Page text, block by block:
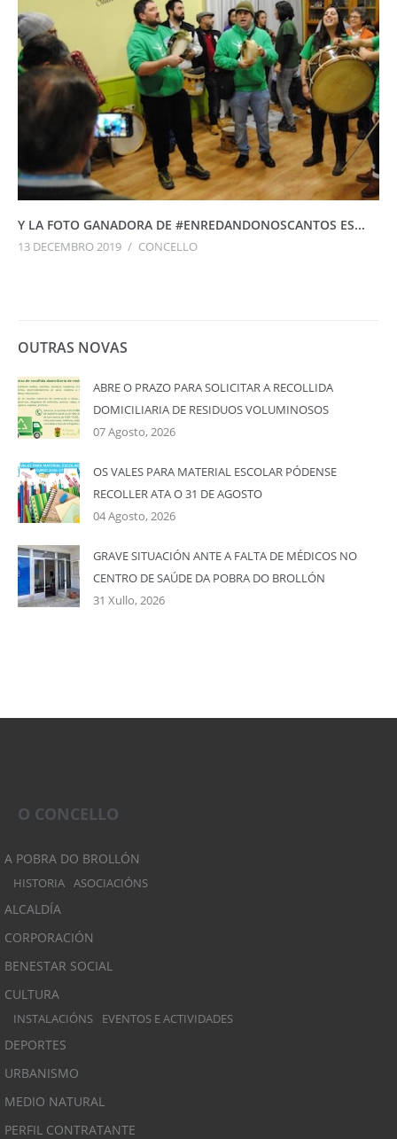
Y LA FOTO GANADORA DE #ENREDANDONOSCANTOS ES...
13 DECEMBRO 2019 / CONCELLO
OUTRAS NOVAS
ABRE O PRAZO PARA SOLICITAR A RECOLLIDA
DOMICILIARIA DE RESIDUOS VOLUMINOSOS
07 Agosto, 2026
OS VALES PARA MATERIAL ESCOLAR PÓDENSE
RECOLLER ATA O 31 DE AGOSTO
04 Agosto, 2026
GRAVE SITUACIÓN ANTE A FALTA DE MÉDICOS NO
CENTRO DE SAÚDE DA POBRA DO BROLLÓN
31 Xullo, 2026
O CONCELLO
A POBRA DO BROLLÓN
HISTORIA ASOCIACIÓNS
ALCALDÍA
CORPORACIÓN
BENESTAR SOCIAL
CULTURA
INSTALACIÓNS EVENTOS E ACTIVIDADES
DEPORTES
URBANISMO
MEDIO NATURAL
PERFIL CONTRATANTE